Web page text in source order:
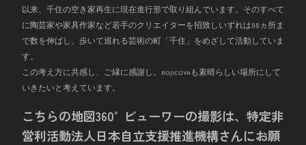
以来、千住の空き家再生に現在進行形で取り組んでいます。そのすべて
に陶芸家や家具作家など若手のクリエイターを招致しいずれは88ヵ所ま
で数を伸ばし、歩いて巡れる芸術の町「千住」をめざして活動していま
す。
この考え方に共感し、ご縁に感謝し。rojicoyaも素晴らしい場所にして
いきたいと考えています。
こちらの地図360°ビューワーの撮影は、特定非
営利活動法人日本自立支援推進機構さんにお願